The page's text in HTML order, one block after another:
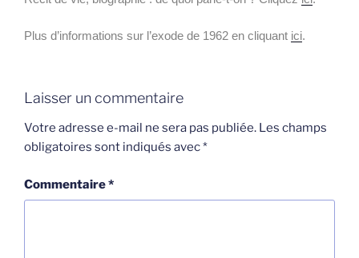
Plus d’informations sur l’exode de 1962 en cliquant ici.
Laisser un commentaire
Votre adresse e-mail ne sera pas publiée. Les champs
obligatoires sont indiqués avec*
Commentaire*